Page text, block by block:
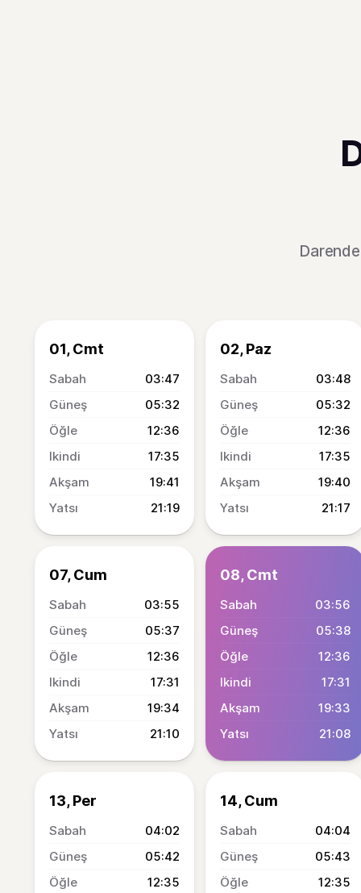
01, Cmt
03:47
05:32
12:36
17:35
19:41
21:19
02, Paz
03:48
05:32
12:36
17:35
19:40
21:17
07, Cum
03:55
05:37
12:36
17:31
19:34
21:10
08, Cmt
03:56
05:38
12:36
17:31
19:33
21:08
13, Per
04:02
05:42
12:35
14, Cum
04:04
05:43
12:35